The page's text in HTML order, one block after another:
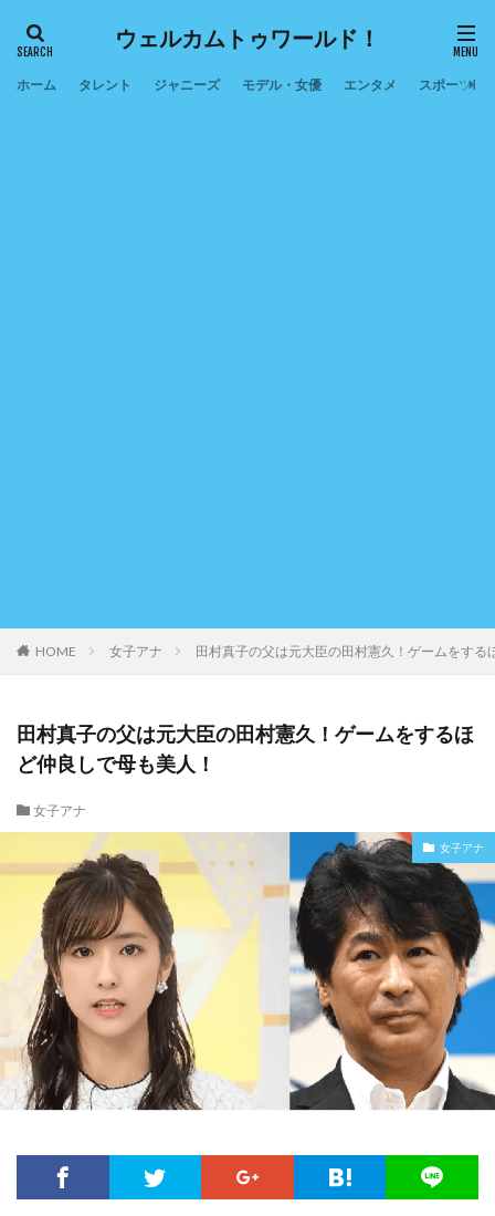
ウェルカムトゥワールド！
ホーム タレント ジャニーズ モデル・女優 エンタメ スポーツ
HOME 女子アナ 田村真子の父は元大臣の田村憲久！ゲームをする
田村真子の父は元大臣の田村憲久！ゲームをするほ
ど仲良しで母も美人！
女子アナ
女子アナ